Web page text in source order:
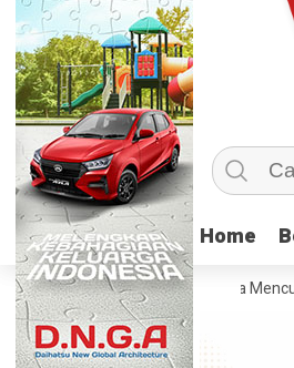
Home
Home
SP Polisi Narkoba Mencuat, Ini